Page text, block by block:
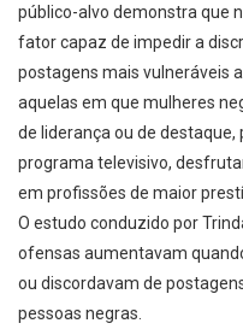
público-alvo demonstra que
fator capaz de impedir a
postagens mais vulneráveis
aquelas em que mulheres
de liderança ou de
programa televisivo,
em profissões de maior
O estudo conduzido por
ofensas aumentavam
ou discordavam de
pessoas negras.